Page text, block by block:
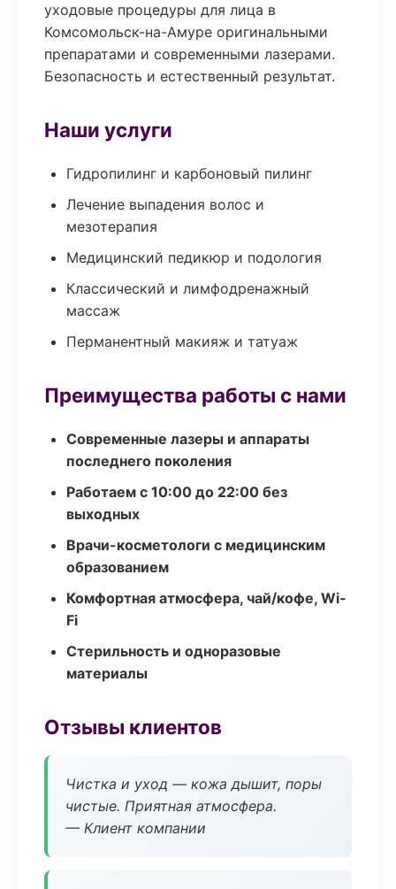
уходовые процедуры для лица в
Комсомольск-на-Амуре оригинальными
препаратами и современными лазерами.
Безопасность и естественный результат.
Наши услуги
Гидропилинг и карбоновый пилинг
Лечение выпадения волос и
мезотерапия
Медицинский педикюр и подология
Классический и лимфодренажный
массаж
Перманентный макияж и татуаж
Преимущества работы с нами
Современные лазеры и аппараты
последнего поколения
Работаем с 10:00 до 22:00 без
выходных
Врачи-косметологи с медицинским
образованием
Комфортная атмосфера, чай/кофе, Wi-
Fi
Стерильность и одноразовые
материалы
Отзывы клиентов
Чистка и уход — кожа дышит, поры
чистые. Приятная атмосфера.
— Клиент компании